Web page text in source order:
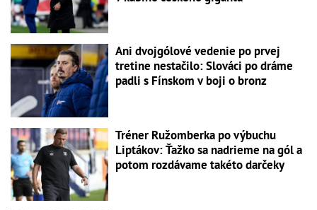
Ani dvojgólové vedenie po prvej
tretine nestačilo: Slováci po dráme
padli s Fínskom v boji o bronz
Tréner Ružomberka po výbuchu
Liptákov: Ťažko sa nadrieme na gól a
potom rozdávame takéto darčeky